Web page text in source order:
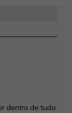
dentro de tudo